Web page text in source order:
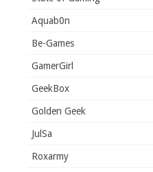
Aquab0n
Be-Games
GamerGirl
GeekBox
Golden Geek
JulSa
Roxarmy